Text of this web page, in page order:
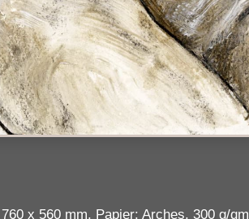
x 560 mm, Papier: Arches, 300 g/qm